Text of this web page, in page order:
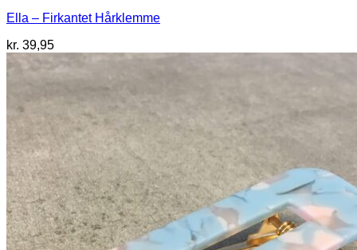
Ella – Firkantet Hårklemme
kr. 39,95